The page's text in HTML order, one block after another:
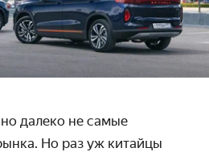
далеко не самые
Но раз уж китайцы